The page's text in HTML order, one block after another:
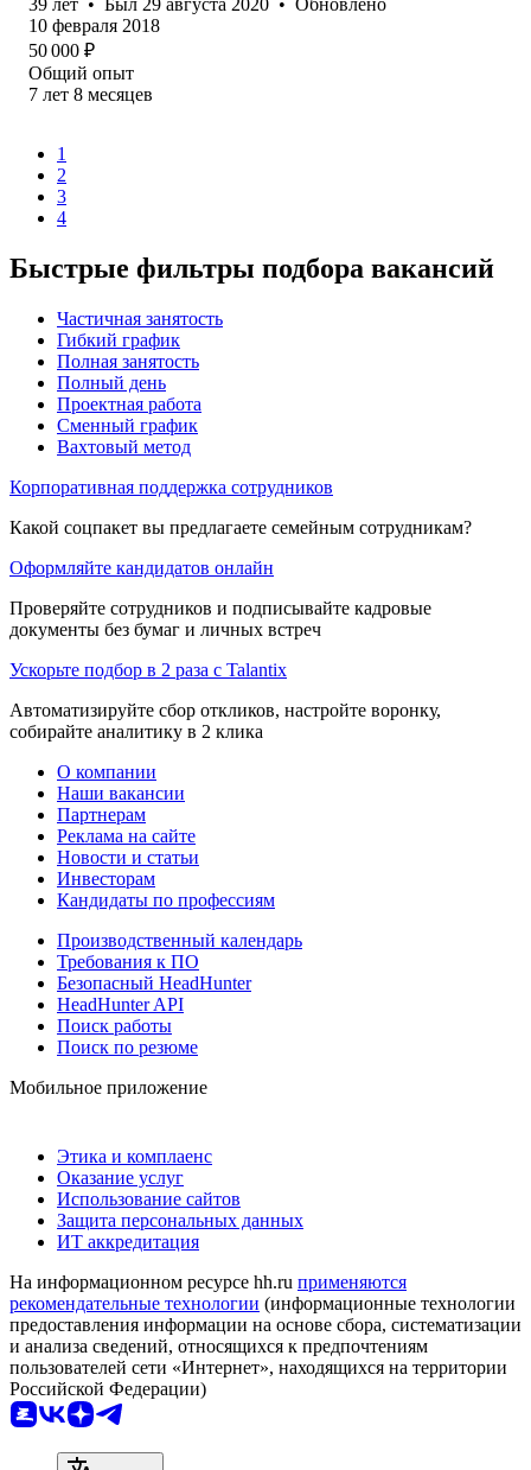
10 февраля 2018
50 000 ₽
Общий опыт
7 лет 8 месяцев
1
2
3
4
Быстрые фильтры подбора вакансий
Частичная занятость
Гибкий график
Полная занятость
Полный день
Проектная работа
Сменный график
Вахтовый метод
Корпоративная поддержка сотрудников
Какой соцпакет вы предлагаете семейным сотрудникам?
Оформляйте кандидатов онлайн
Проверяйте сотрудников и подписывайте кадровые
документы без бумаг и личных встреч
Ускорьте подбор в 2 раза с Talantix
Автоматизируйте сбор откликов, настройте воронку,
собирайте аналитику в 2 клика
О компании
Наши вакансии
Партнерам
Реклама на сайте
Новости и статьи
Инвесторам
Кандидаты по профессиям
Производственный календарь
Требования к ПО
Безопасный HeadHunter
HeadHunter API
Поиск работы
Поиск по резюме
Мобильное приложение
Этика и комплаенс
Оказание услуг
Использование сайтов
Защита персональных данных
ИТ аккредитация
На информационном ресурсе hh.ru применяются
рекомендательные технологии (информационные технологии
предоставления информации на основе сбора, систематизации
и анализа сведений, относящихся к предпочтениям
пользователей сети «Интернет», находящихся на территории
Российской Федерации)